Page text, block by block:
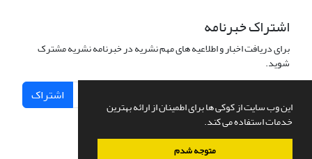
این وب سایت از کوکی ها برای اطمینان از ارائه بهترین
خدمات استفاده می کند.
متوجه شدم
اشتراک خبرنامه
برای دریافت اخبار و اطلاعیه های مهم نشریه در خبرنامه نشریه مشترک
شوید.
اشتراک